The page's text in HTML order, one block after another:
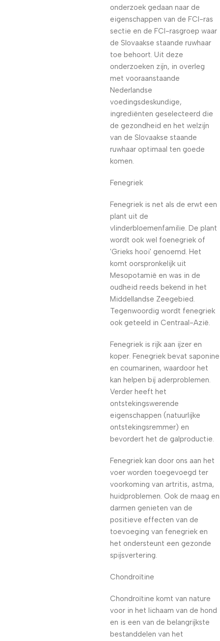
onderzoek gedaan naar de
eigenschappen van de FCI-ras
sectie en de FCI-rasgroep waar
de Slovaakse staande ruwhaar
toe behoort. Uit deze
onderzoeken zijn, in overleg
met vooraanstaande
Nederlandse
voedingsdeskundige,
ingrediënten geselecteerd die
de gezondheid en het welzijn
van de Slovaakse staande
ruwhaar optimaal ten goede
komen.
Fenegriek
Fenegriek is net als de erwt een
plant uit de
vlinderbloemenfamilie. De plant
wordt ook wel foenegriek of
'Grieks hooi' genoemd. Het
komt oorspronkelijk uit
Mesopotamië en was in de
oudheid reeds bekend in het
Middellandse Zeegebied.
Tegenwoordig wordt fenegriek
ook geteeld in Centraal-Azië.
Fenegriek is rijk aan ijzer en
koper. Fenegriek bevat saponine
en coumarinen, waardoor het
kan helpen bij aderproblemen.
Verder heeft het
ontstekingswerende
eigenschappen (natuurlijke
ontstekingsremmer) en
bevordert het de galproductie.
Fenegriek kan door ons aan het
voer worden toegevoegd ter
voorkoming van artritis, astma,
huidproblemen. Ook de maag en
darmen genieten van de
positieve effecten van de
toevoeging van fenegriek en
het ondersteunt een gezonde
spijsvertering.
Chondroïtine
Chondroïtine komt van nature
voor in het lichaam van de hond
en is een van de belangrijkste
bestanddelen van het